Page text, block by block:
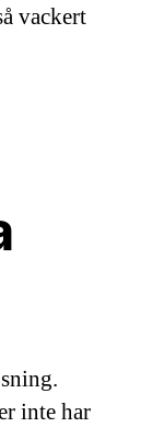
vackert
inte har